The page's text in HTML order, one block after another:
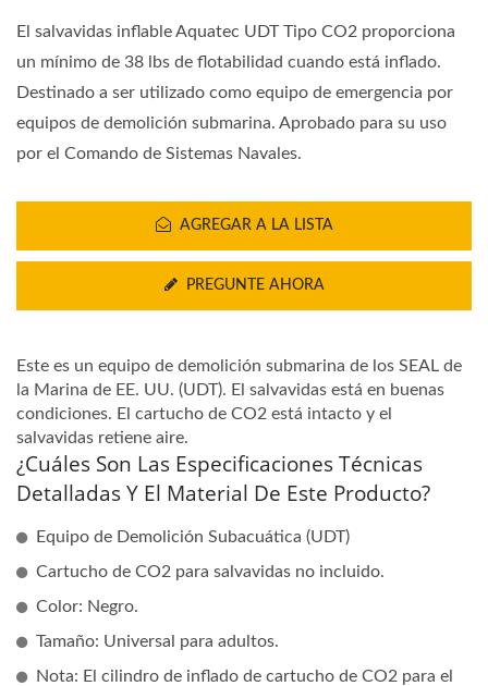
El salvavidas inflable Aquatec UDT Tipo CO2 proporciona
un mínimo de 38 lbs de flotabilidad cuando está inflado.
Destinado a ser utilizado como equipo de emergencia por
equipos de demolición submarina. Aprobado para su uso
por el Comando de Sistemas Navales.
AGREGAR A LA LISTA
PREGUNTE AHORA
Este es un equipo de demolición submarina de los SEAL de
la Marina de EE. UU. (UDT). El salvavidas está en buenas
condiciones. El cartucho de CO2 está intacto y el
salvavidas retiene aire.
¿Cuáles Son Las Especificaciones Técnicas
Detalladas Y El Material De Este Producto?
Equipo de Demolición Subacuática (UDT)
Cartucho de CO2 para salvavidas no incluido.
Color: Negro.
Tamaño: Universal para adultos.
Nota: El cilindro de inflado de cartucho de CO2 para el